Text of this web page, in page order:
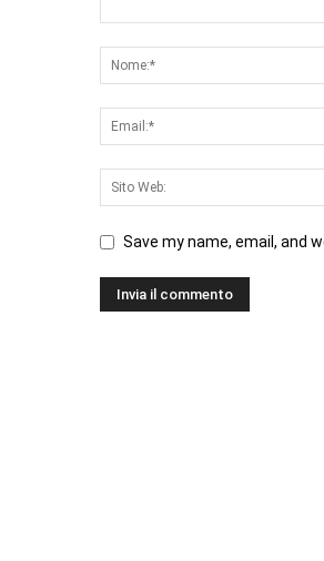
Save my name, email, and